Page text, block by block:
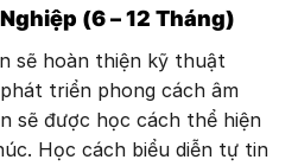
(6 – 12 Tháng)
sẽ hoàn thiện kỹ thuật
triển phong cách âm
sẽ được học cách thể hiện
Học cách biểu diễn tự tin